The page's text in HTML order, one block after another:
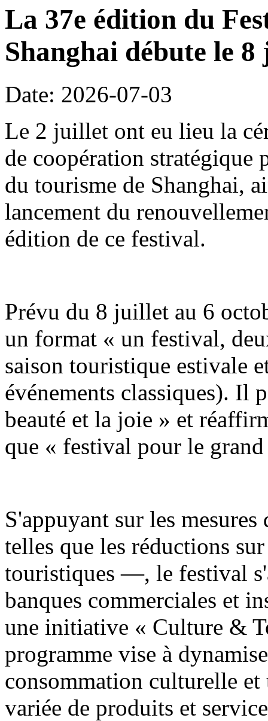
La 37e édition du
Shanghai débute le
Date: 2026-07-03
Le 2 juillet ont eu lieu la
de coopération stratégique
du tourisme de Shanghai,
lancement du
édition de ce festival.
Prévu du 8 juillet au 6
un format « un festival,
saison touristique estivale
événements classiques). Il
beauté et la joie » et
que « festival pour le
S'appuyant sur les
telles que les réductions
touristiques —, le festival
banques commerciales et
une initiative « Culture &
programme vise à
consommation culturelle et
variée de produits et